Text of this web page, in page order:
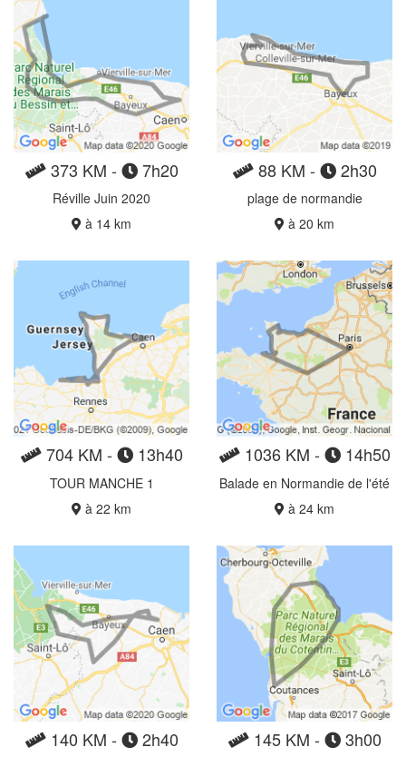
373 KM - 7h20
Réville Juin 2020
à 14 km
88 KM - 2h30
plage de normandie
à 20 km
704 KM - 13h40
TOUR MANCHE 1
à 22 km
1036 KM - 14h50
Balade en Normandie de l'été
à 24 km
140 KM - 2h40 145 KM - 3h00